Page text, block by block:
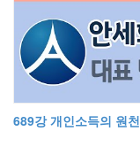
689강 개인소득의 원